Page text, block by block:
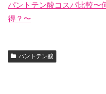
パントテン酸コスパ比較〜
得？〜
パントテン酸